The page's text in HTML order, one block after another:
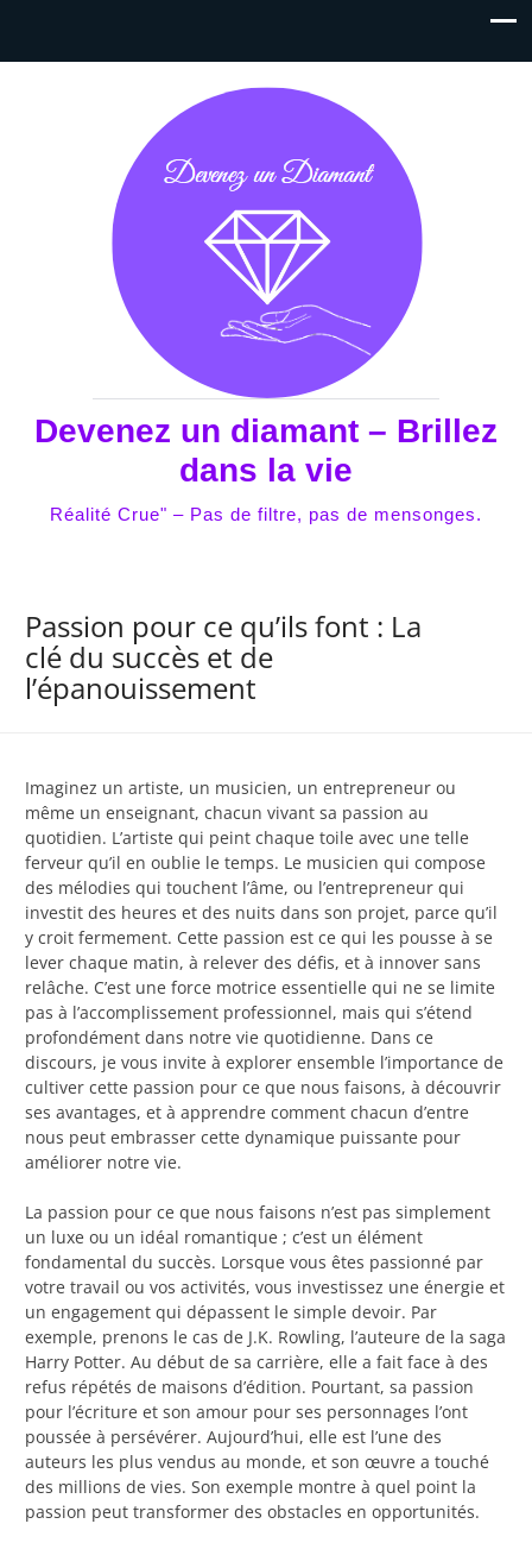
Devenez un diamant – Brillez
dans la vie
Réalité Crue" – Pas de filtre, pas de mensonges.
Passion pour ce qu’ils font : La
clé du succès et de
l’épanouissement
Imaginez un artiste, un musicien, un entrepreneur ou
même un enseignant, chacun vivant sa passion au
quotidien. L’artiste qui peint chaque toile avec une telle
ferveur qu’il en oublie le temps. Le musicien qui compose
des mélodies qui touchent l’âme, ou l’entrepreneur qui
investit des heures et des nuits dans son projet, parce qu’il
y croit fermement. Cette passion est ce qui les pousse à se
lever chaque matin, à relever des défis, et à innover sans
relâche. C’est une force motrice essentielle qui ne se limite
pas à l’accomplissement professionnel, mais qui s’étend
profondément dans notre vie quotidienne. Dans ce
discours, je vous invite à explorer ensemble l’importance de
cultiver cette passion pour ce que nous faisons, à découvrir
ses avantages, et à apprendre comment chacun d’entre
nous peut embrasser cette dynamique puissante pour
améliorer notre vie.
La passion pour ce que nous faisons n’est pas simplement
un luxe ou un idéal romantique ; c’est un élément
fondamental du succès. Lorsque vous êtes passionné par
votre travail ou vos activités, vous investissez une énergie et
un engagement qui dépassent le simple devoir. Par
exemple, prenons le cas de J.K. Rowling, l’auteure de la saga
Harry Potter. Au début de sa carrière, elle a fait face à des
refus répétés de maisons d’édition. Pourtant, sa passion
pour l’écriture et son amour pour ses personnages l’ont
poussée à persévérer. Aujourd’hui, elle est l’une des
auteurs les plus vendus au monde, et son œuvre a touché
des millions de vies. Son exemple montre à quel point la
passion peut transformer des obstacles en opportunités.